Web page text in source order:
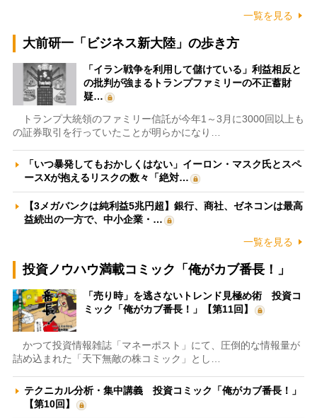
一覧を見る
大前研一「ビジネス新大陸」の歩き方
「イラン戦争を利用して儲けている」利益相反と
の批判が強まるトランプファミリーの不正蓄財
疑…
トランプ大統領のファミリー信託が今年1～3月に3000回以上も
の証券取引を行っていたことが明らかになり…
「いつ暴発してもおかしくはない」イーロン・マスク氏とスペ
ースXが抱えるリスクの数々「絶対…
【3メガバンクは純利益5兆円超】銀行、商社、ゼネコンは最高
益続出の一方で、中小企業・…
一覧を見る
投資ノウハウ満載コミック「俺がカブ番長！」
「売り時」を逃さないトレンド見極め術 投資コ
ミック「俺がカブ番長！」【第11回】
かつて投資情報雑誌「マネーポスト」にて、圧倒的な情報量が
詰め込まれた「天下無敵の株コミック」とし…
テクニカル分析・集中講義 投資コミック「俺がカブ番長！」
【第10回】